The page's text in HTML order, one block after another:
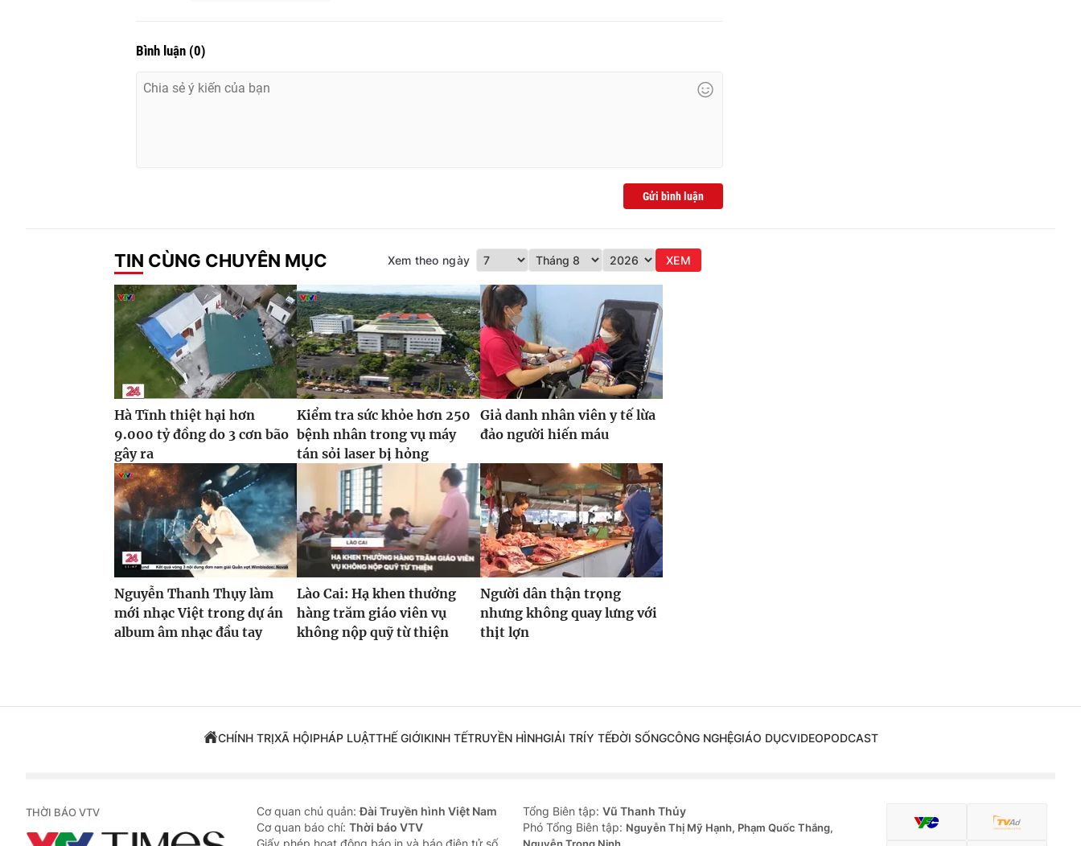
Bình luận (0)
Gửi bình luận
TIN CÙNG CHUYÊN MỤC Xem theo ngày XEM
Hà Tĩnh thiệt hại hơn
9.000 tỷ đồng do 3 cơn bão
gây ra
Kiểm tra sức khỏe hơn 250
bệnh nhân trong vụ máy
tán sỏi laser bị hỏng
Giả danh nhân viên y tế lừa
đảo người hiến máu
Nguyễn Thanh Thụy làm
mới nhạc Việt trong dự án
album âm nhạc đầu tay
Lào Cai: Hạ khen thưởng
hàng trăm giáo viên vụ
không nộp quỹ từ thiện
Người dân thận trọng
nhưng không quay lưng với
thịt lợn
CHÍNH TRỊXÃ HỘIPHÁP LUẬTTHẾ GIỚIKINH TẾTRUYỀN HÌNHGIẢI TRÍY TẾĐỜI SỐNGCÔNG NGHỆGIÁO DỤCVIDEOPODCAST
THỜI BÁO VTV Cơ quan chủ quản:Đài Truyền hình Việt Nam
Cơ quan báo chí: Thời báo VTV
Tổng Biên tập: Vũ Thanh Thủy
Phó Tổng Biên tập: Nguyễn Thị Mỹ Hạnh, Phạm Quốc Thắng,